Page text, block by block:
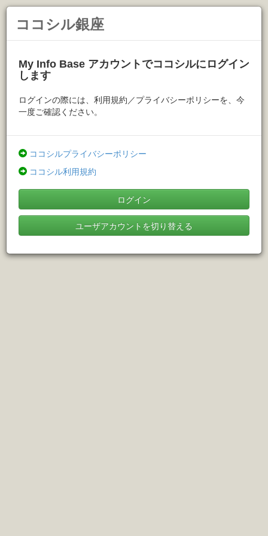
ココシル銀座
My Info Base アカウントでココシルにログイン
します
ログインの際には、利用規約／プライバシーポリシーを、今
一度ご確認ください。
ココシルプライバシーポリシー
ココシル利用規約
ログイン
ユーザアカウントを切り替える